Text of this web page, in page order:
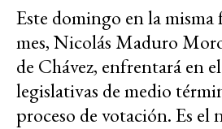
Este domingo en la misma
mes, Nicolás Maduro
de Chávez, enfrentará en
legislativas de medio
proceso de votación. Es el